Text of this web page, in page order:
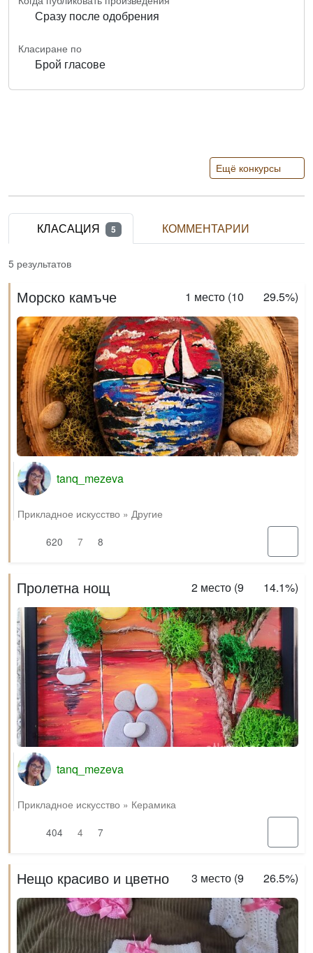
Сразу после одобрения
Класиране по
Брой гласове
Ещё конкурсы
КЛАСАЦИЯ 5 КОММЕНТАРИИ
5 результатов
1 место (10 29.5%)
Морско камъче
tanq_mezeva
Прикладное искусство » Другие
620
7 8
2 место (9 14.1%)
Пролетна нощ
tanq_mezeva
Прикладное искусство » Керамика
404
4 7
3 место (9 26.5%)
Нещо красиво и цветно